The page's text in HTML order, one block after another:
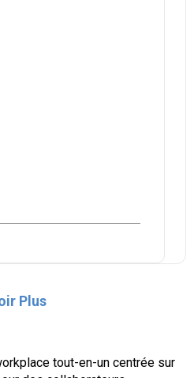
Plus
tout-en-un centrée sur